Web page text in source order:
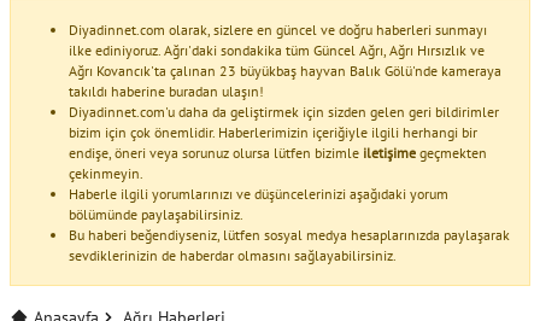
Diyadinnet.com olarak, sizlere en güncel ve doğru haberleri sunmayı
ilke ediniyoruz. Ağrı'daki sondakika tüm Güncel Ağrı, Ağrı Hırsızlık ve
Ağrı Kovancık'ta çalınan 23 büyükbaş hayvan Balık Gölü'nde kameraya
takıldı haberine buradan ulaşın!
Diyadinnet.com'u daha da geliştirmek için sizden gelen geri bildirimler
bizim için çok önemlidir. Haberlerimizin içeriğiyle ilgili herhangi bir
endişe, öneri veya sorunuz olursa lütfen bizimle iletişime geçmekten
çekinmeyin.
Haberle ilgili yorumlarınızı ve düşüncelerinizi aşağıdaki yorum
bölümünde paylaşabilirsiniz.
Bu haberi beğendiyseniz, lütfen sosyal medya hesaplarınızda paylaşarak
sevdiklerinizin de haberdar olmasını sağlayabilirsiniz.